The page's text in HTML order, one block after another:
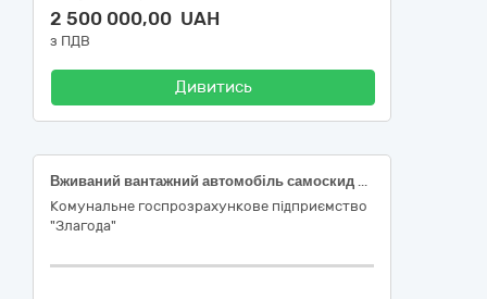
2 500 000,00 UAH
з ПДВ
Дивитись
Вживаний вантажний автомобіль самоскид на базі MAN, Volkswagen або Mercedes-Benz (або еквівалент ), код ДК 021:2015: 34140000-0 «Великовантажні мототранспортні засоби»
Комунальне госпрозрахункове підприємство
"Злагода"